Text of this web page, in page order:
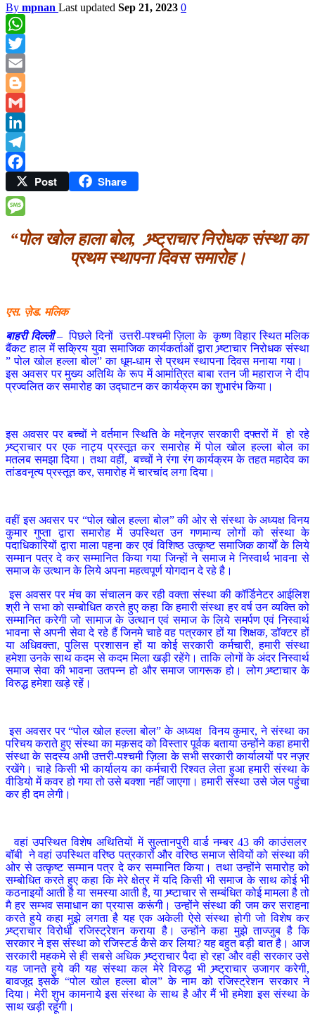
By mpnan Last updated Sep 21, 2023 0
WhatsApp
Twitter
Email
Blogger
Gmail
LinkedIn
Telegram
Facebook
Post Share
“पोल खोल हाला बोल, भ्र्ष्ट्राचार निरोधक संस्था का
प्रथम स्थापना दिवस समारोह।
एस. ज़ेड. मलिक
बाहरी दिल्ली– पिछले दिनों उत्तरी-पश्चमी ज़िला के कृष्ण विहार स्थित मलिक
बैंकट हाल में सक्रिय युवा समाजिक कार्यकर्ताओं द्वारा भ्र्ष्टाचार निरोधक संस्था
” पोल खोल हल्ला बोल” का धूम-धाम से प्रथम स्थापना दिवस मनाया गया।
इस अवसर पर मुख्य अतिथि के रूप में आमांत्रित बाबा रतन जी महाराज ने दीप
प्रज्वलित कर समारोह का उद्घाटन कर कार्यक्रम का शुभारंभ किया।
इस अवसर पर बच्चों ने वर्तमान स्थिति के मद्देनज़र सरकारी दफ्तरों में हो रहे
भ्र्ष्ट्राचार पर एक नाट्य प्रस्तूत कर समारोह में पोल खोल हल्ला बोल का
मतलब समझा दिया। तथा वहीं, बच्चों ने रंगा रंग कार्यक्रम के तहत महादेव का
तांडवनृत्य प्रस्तूत कर, समारोह में चारचांद लगा दिया।
वहीं इस अवसर पर “पोल खोल हल्ला बोल” की ओर से संस्था के अध्यक्ष विनय
कुमार गुप्ता द्वारा समारोह में उपस्थित उन गणमान्य लोगों को संस्था के
पदाधिकारियों द्वारा माला पहना कर एवं विशिष्ठ उत्कृष्ट समाजिक कार्यों के लिये
सम्मान पत्र दे कर सम्मानित किया गया जिन्हों ने समाज मे निस्वार्थ भावना से
समाज के उत्थान के लिये अपना महत्वपूर्ण योगदान दे रहे है।
इस अवसर पर मंच का संचालन कर रही वक्ता संस्था की कॉर्डिनेटर आईलिश
श्री ने सभा को सम्बोधित करते हुए कहा कि हमारी संस्था हर वर्ष उन व्यक्ति को
सम्मानित करेगी जो सामाज के उत्थान एवं समाज के लिये समर्पण एवं निस्वार्थ
भावना से अपनी सेवा दे रहे हैं जिनमे चाहे वह पत्रकार हों या शिक्षक, डॉक्टर हों
या अधिवक्ता, पुलिस प्रशासन हों या कोई सरकारी कर्मचारी, हमारी संस्था
हमेशा उनके साथ कदम से कदम मिला खड़ी रहेंगे। ताकि लोगों के अंदर निस्वार्थ
समाज सेवा की भावना उतपन्न हो और समाज जागरूक हो। लोग भ्र्ष्टाचार के
विरुद्ध हमेशा खड़े रहें।
इस अवसर पर “पोल खोल हल्ला बोल” के अध्यक्ष विनय कुमार, ने संस्था का
परिचय कराते हुए संस्था का मक़सद को विस्तार पूर्वक बताया उन्होंने कहा हमारी
संस्था के सदस्य अभी उत्तरी-पश्चमी ज़िला के सभी सरकारी कार्यालयों पर नज़र
रखेंगे। चाहे किसी भी कार्यालय का कर्मचारी रिश्वत लेता हुआ हमारी संस्था के
वीडियो में कवर हो गया तो उसे बक्शा नहीं जाएगा। हमारी संस्था उसे जेल पहुंचा
कर ही दम लेगी।
वहां उपस्थित विशेष अथितियों में सुल्तानपुरी वार्ड नम्बर 43 की काउंसलर
बॉबी ने वहां उपस्थित वरिष्ठ पत्रकारों और वरिष्ठ समाज सेवियों को संस्था की
ओर से उत्कृष्ट सम्मान पत्र दे कर सम्मानित किया। तथा उन्होंने समारोह को
सम्बोधित करते हुए कहा कि मेरे क्षेत्र में यदि किसी भी समाज के साथ कोई भी
कठनाइयों आती है या समस्या आती है, या भ्र्ष्टाचार से सम्बंधित कोई मामला है तो
मै हर सम्भव समाधान का प्रयास करूंगी। उन्होंने संस्था की जम कर सराहना
करते हुये कहा मुझे लगता है यह एक अकेली ऐसे संस्था होगी जो विशेष कर
भ्र्ष्ट्राचार विरोधी रजिस्ट्रेशन कराया है। उन्होंने कहा मुझे ताज्जुब है कि
सरकार ने इस संस्था को रजिस्टर्ड कैसे कर लिया? यह बहुत बड़ी बात है। आज
सरकारी महकमे से ही सबसे अधिक भ्र्ष्ट्राचार पैदा हो रहा और वही सरकार उसे
यह जानते हुये की यह संस्था कल मेरे विरुद्ध भी भ्र्ष्ट्राचार उजागर करेगी,
बावजूद इसके “पोल खोल हल्ला बोल” के नाम को रजिस्ट्रेशन सरकार ने
दिया। मेरी शुभ कामनाये इस संस्था के साथ है और मैं भी हमेशा इस संस्था के
साथ खड़ी रहूंगी।